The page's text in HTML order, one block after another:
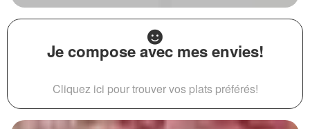
Je compose avec mes envies!
Cliquez ici pour trouver vos plats préférés!